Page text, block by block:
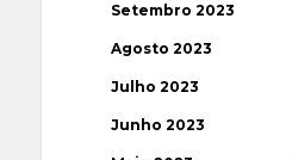
Setembro 2023
Agosto 2023
Julho 2023
Junho 2023